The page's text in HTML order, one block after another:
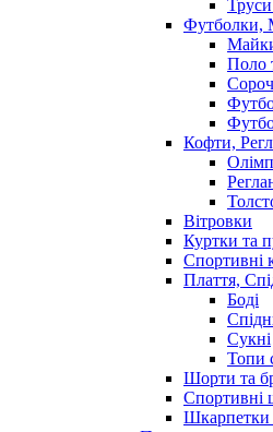
Футболки,
Поло
Кофти,
Вітровки
Куртки та
Спортивні
Плаття,
Боді
Сукні
Топи
Шорти та
Спортивні
Шкарпетки